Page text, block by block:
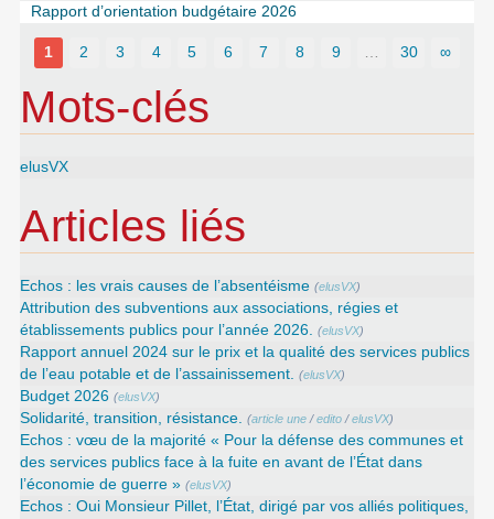
Rapport d’orientation budgétaire 2026
1 2 3 4 5 6 7 8 9 30 ∞
Mots-clés
elusVX
Articles liés
Echos : les vrais causes de l’absentéisme (elusVX)
Attribution des subventions aux associations, régies et
établissements publics pour l’année 2026. (elusVX)
Rapport annuel 2024 sur le prix et la qualité des services publics
de l’eau potable et de l’assainissement. (elusVX)
Budget 2026 (elusVX)
Solidarité, transition, résistance. (article une /edito /elusVX)
Echos : vœu de la majorité « Pour la défense des communes et
des services publics face à la fuite en avant de l’État dans
l’économie de guerre » (elusVX)
Echos : Oui Monsieur Pillet, l’État, dirigé par vos alliés politiques,